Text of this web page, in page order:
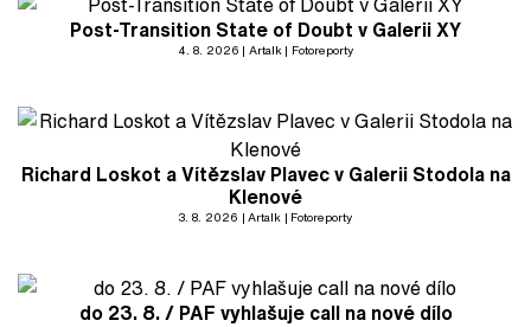
Post-Transition State of Doubt v Galerii XY
4. 8. 2026 Artalk Fotoreporty
Richard Loskot a Vítězslav Plavec v Galerii Stodola na
Klenové
3. 8. 2026 Artalk Fotoreporty
do 23. 8. / PAF vyhlašuje call na nové dílo